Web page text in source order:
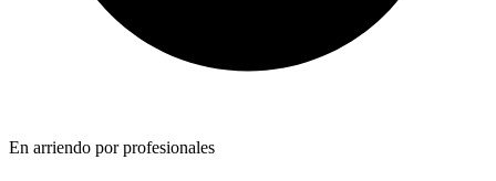
En arriendo porprofesionales